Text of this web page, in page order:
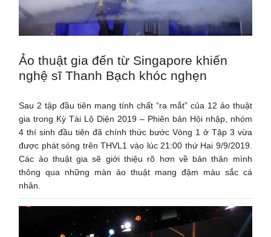
Ảo thuật gia đến từ Singapore khiến
nghệ sĩ Thanh Bạch khóc nghẹn
Sau 2 tập đầu tiên mang tính chất “ra mắt” của 12 ảo thuật
gia trong Kỳ Tài Lộ Diện 2019 – Phiên bản Hội nhập, nhóm
4 thí sinh đầu tiên đã chính thức bước Vòng 1 ở Tập 3 vừa
được phát sóng trên THVL1 vào lúc 21:00 thứ Hai 9/9/2019.
Các ảo thuật gia sẽ giới thiệu rõ hơn về bản thân mình
thông qua những màn ảo thuật mang đậm màu sắc cá
nhân.